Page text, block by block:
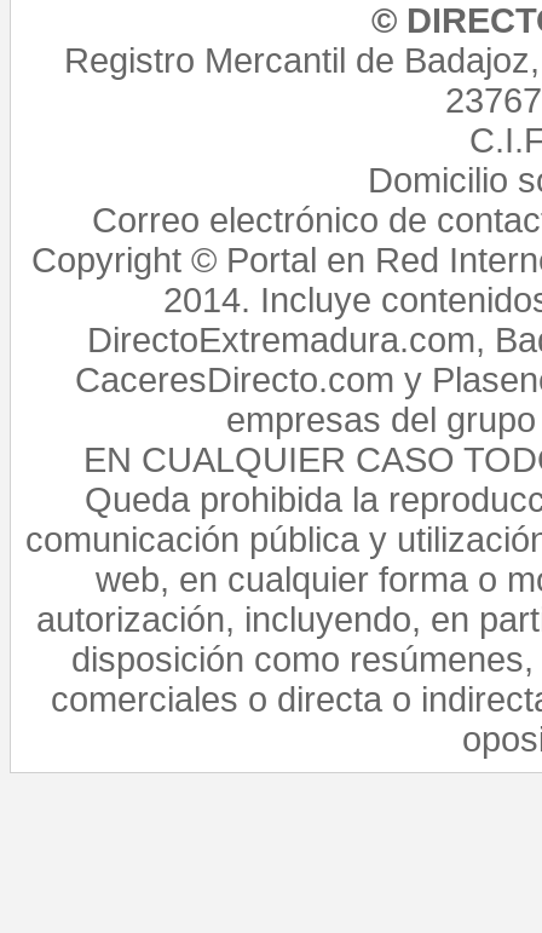
©
Registro Mercantil de
Domicilio
Correo electrónico de
Copyright © Portal en Red
2014. Incluye
DirectoExtremadura.com,
CaceresDirecto.com y
empresas del
EN CUALQUIER CASO
Queda prohibida la
comunicación pública y
web, en cualquier forma o
autorización, incluyendo, en
disposición como
comerciales o directa o